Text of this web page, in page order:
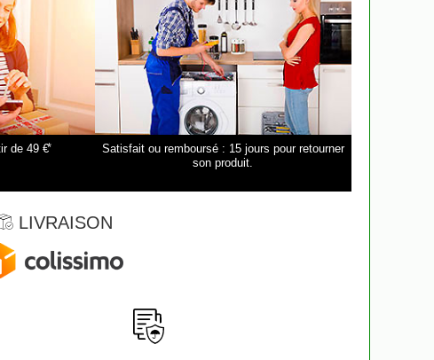
de 49 €*
Satisfait ou remboursé : 15 jours pour retourner
son produit.
LIVRAISON